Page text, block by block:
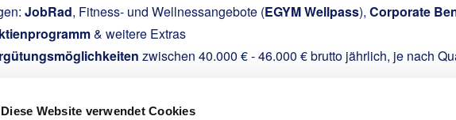
Diese Website verwendet Cookies
JobRad, Fitness- und Wellnessangebote (EGYM Wellpass), Corporate
& weitere Extras
zwischen 40.000 € - 46.000 € brutto jährlich, je nach